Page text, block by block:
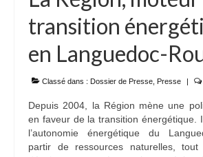
THEMATIQUES
Energie
Déchets
Ramassages citoyens de
Mobilité
transition
en Languedoc-
Classé dans : Dossier de Presse Presse |
Depuis 2004, la Région mène une
en faveur de la transition énergétique.
l’autonomie énergétique du
partir de ressources naturelles,